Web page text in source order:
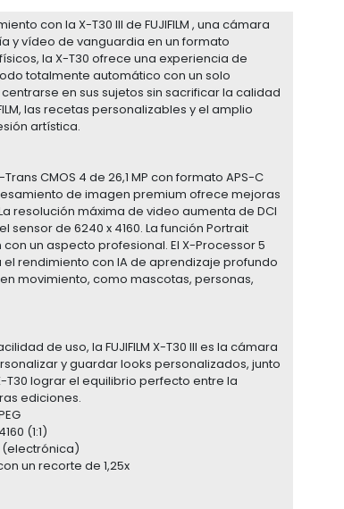
con la X-T30 III de FUJIFILM , una cámara
y vídeo de vanguardia en un formato
la X-T30 ofrece una experiencia de
totalmente automático con un solo
en sus sujetos sin sacrificar la calidad
las recetas personalizables y el amplio
artística.
CMOS 4 de 26,1 MP con formato APS-C
de imagen premium ofrece mejoras
resolución máxima de video aumenta de DCI
de 6240 x 4160. La función Portrait
un aspecto profesional. El X-Processor 5
rendimiento con IA de aprendizaje profundo
movimiento, como mascotas, personas,
de uso, la FUJIFILM X-T30 III es la cámara
y guardar looks personalizados, junto
lograr el equilibrio perfecto entre la
ediciones.
(1:1)
(electrónica)
un recorte de 1,25x